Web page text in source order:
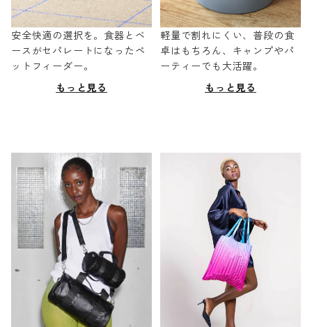
安全快適の選択を。食器とベ
ースがセパレートになったペ
ットフィーダー。
もっと見る
軽量で割れにくい、普段の食
卓はもちろん、キャンプやパ
ーティーでも大活躍。
もっと見る